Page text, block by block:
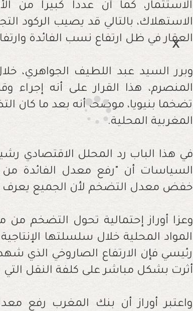
الاستثمار، كما أن عددا كبيرا من
الاستهلاك، بالتالي قد يصيب الركود
العقار في ظل ارتفاع نسب الفائدة
وبرر السيد عبد اللطيف الجواهري،
المنصرم، هذا القرار على أنه إجراء
تضخما بنيويا، موضحا أنه بعد ما كان
المغربية المحلية.
في هذا الباب رد المحلل الاقتصادي
السياسات أن "رفع معدل الفائدة
خفض معدل التضخم لأن الجميع
وعزا أوراز إحتمالية تحول التضخم
المواد المحلية خلال سلسلتها
رئيسي فإن الارتفاع الصاروخي الذي
أثرت بشكل مباشر على كلفة النقل التي
واعتبر أوراز أن بنك المغرب رفع